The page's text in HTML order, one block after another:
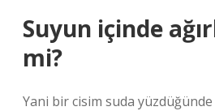
Suyun içinde
mi?
Yani bir cisim suda